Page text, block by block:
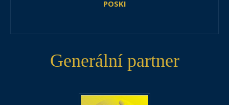
POSKI
Generální partner